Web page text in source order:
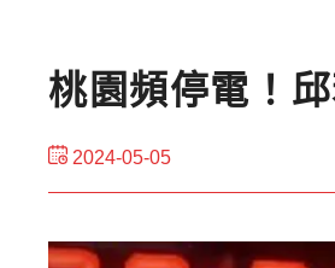
桃園頻停電！
2024-05-05